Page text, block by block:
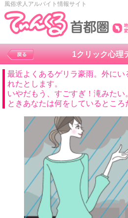
風俗求人アルバイト情報サイト
1クリック心理
最近よくあるゲリラ豪雨。外に
れたとします。
いやだもう、すごすぎ！滝みた
ときあなたは何をしているところ